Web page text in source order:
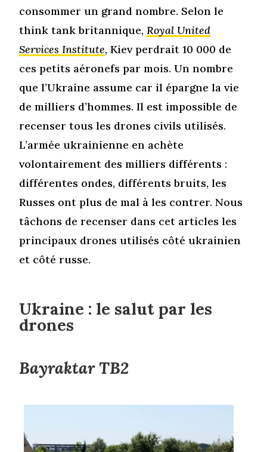
consommer un grand nombre. Selon le
think tank britannique,Royal United
Services Institute,Kiev perdrait 10 000 de
ces petits aéronefs par mois. Un nombre
que l’Ukraine assume car il épargne la vie
de milliers d’hommes. Il est impossible de
recenser tous les drones civils utilisés.
L’armée ukrainienne en achète
volontairement des milliers différents :
différentes ondes, différents bruits, les
Russes ont plus de mal à les contrer. Nous
tâchons de recenser dans cet articles les
principaux drones utilisés côté ukrainien
et côté russe.
Ukraine : le salut par les
drones
Bayraktar TB2